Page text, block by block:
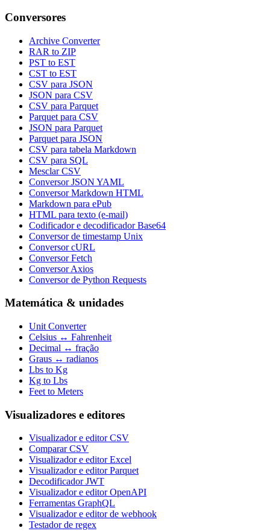
Conversores
Archive Converter
RAR to ZIP
PST to EST
CST to EST
CSV para JSON
JSON para CSV
CSV para Parquet
Parquet para CSV
JSON para Parquet
Parquet para JSON
CSV para tabela Markdown
CSV para SQL
Mesclar CSV
Conversor JSON YAML
Conversor Markdown HTML
Markdown para ePub
HTML para texto (e-mail)
Codificador e decodificador Base64
Conversor de timestamp Unix
Conversor cURL
Conversor Fetch
Conversor Axios
Conversor de Python Requests
Matemática & unidades
Unit Converter
Celsius ↔ Fahrenheit
Decimal ↔ fração
Graus ↔ radianos
Lbs to Kg
Kg to Lbs
Feet to Meters
Visualizadores e editores
Visualizador e editor CSV
Comparar CSV
Visualizador e editor Excel
Visualizador e editor Parquet
Decodificador JWT
Visualizador e editor OpenAPI
Ferramentas GraphQL
Visualizador e editor de webhook
Testador de regex